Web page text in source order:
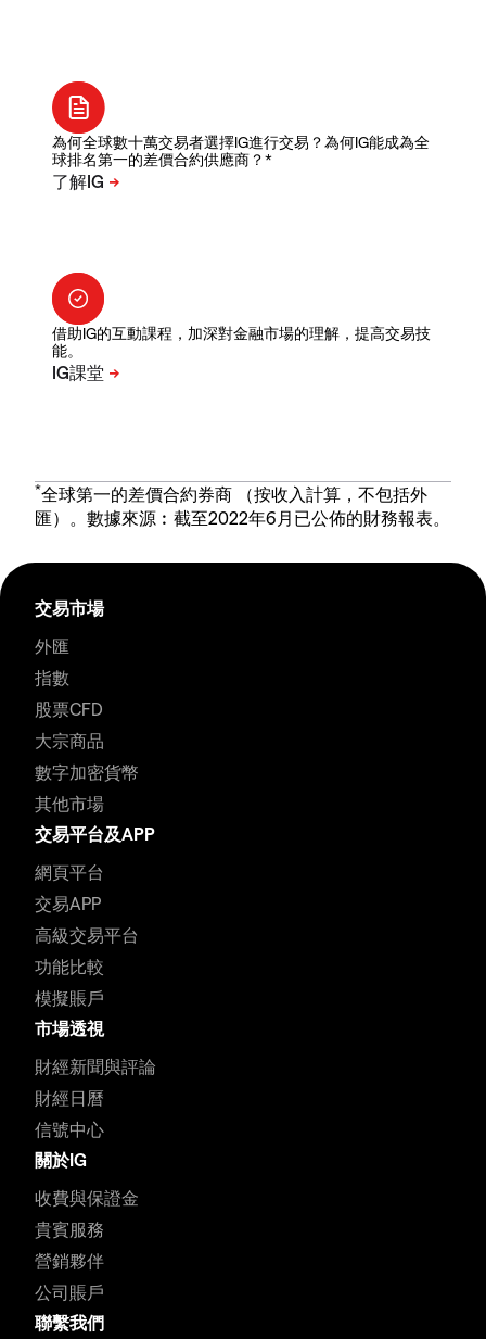
為何全球數十萬交易者選擇IG進行交易？為何IG能成為全
球排名第一的差價合約供應商？*
借助IG的互動課程，加深對金融市場的理解，提高交易技
能。
*全球第一的差價合約券商 （按收入計算，不包括外
匯）。數據來源︰截至2022年6月已公佈的財務報表。
交易市場
外匯
指數
股票CFD
大宗商品
數字加密貨幣
其他市場
交易平台及APP
網頁平台
交易APP
高級交易平台
功能比較
模擬賬戶
市場透視
財經新聞與評論
財經日曆
信號中心
關於IG
收費與保證金
貴賓服務
營銷夥伴
公司賬戶
聯繫我們